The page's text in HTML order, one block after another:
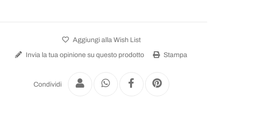
Aggiungi alla Wish List
Invia la tua opinione su questo prodotto Stampa
Condividi